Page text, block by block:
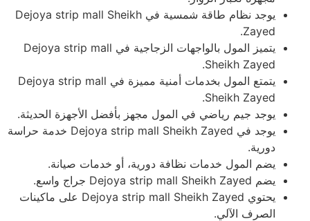
يوجد نظام طاقة شمسية في Dejoya strip mall Sheikh
Zayed.
يتميز المول بالواجهات الزجاجية في Dejoya strip mall
Sheikh Zayed.
يتمتع المول بخدمات أمنية مميزة في Dejoya strip mall
Sheikh Zayed.
يوجد جيم رياضي في المول مجهز بأفضل الأجهزة الحديثة.
يوجد في Dejoya strip mall Sheikh Zayed خدمة حراسة
دورية.
يضم المول خدمات نظافة دورية، أو خدمات صيانة.
يضم Dejoya strip mall Sheikh Zayed جراج واسع.
يحتوي Dejoya strip mall Sheikh Zayed على ماكينات
الصرف الآلي.